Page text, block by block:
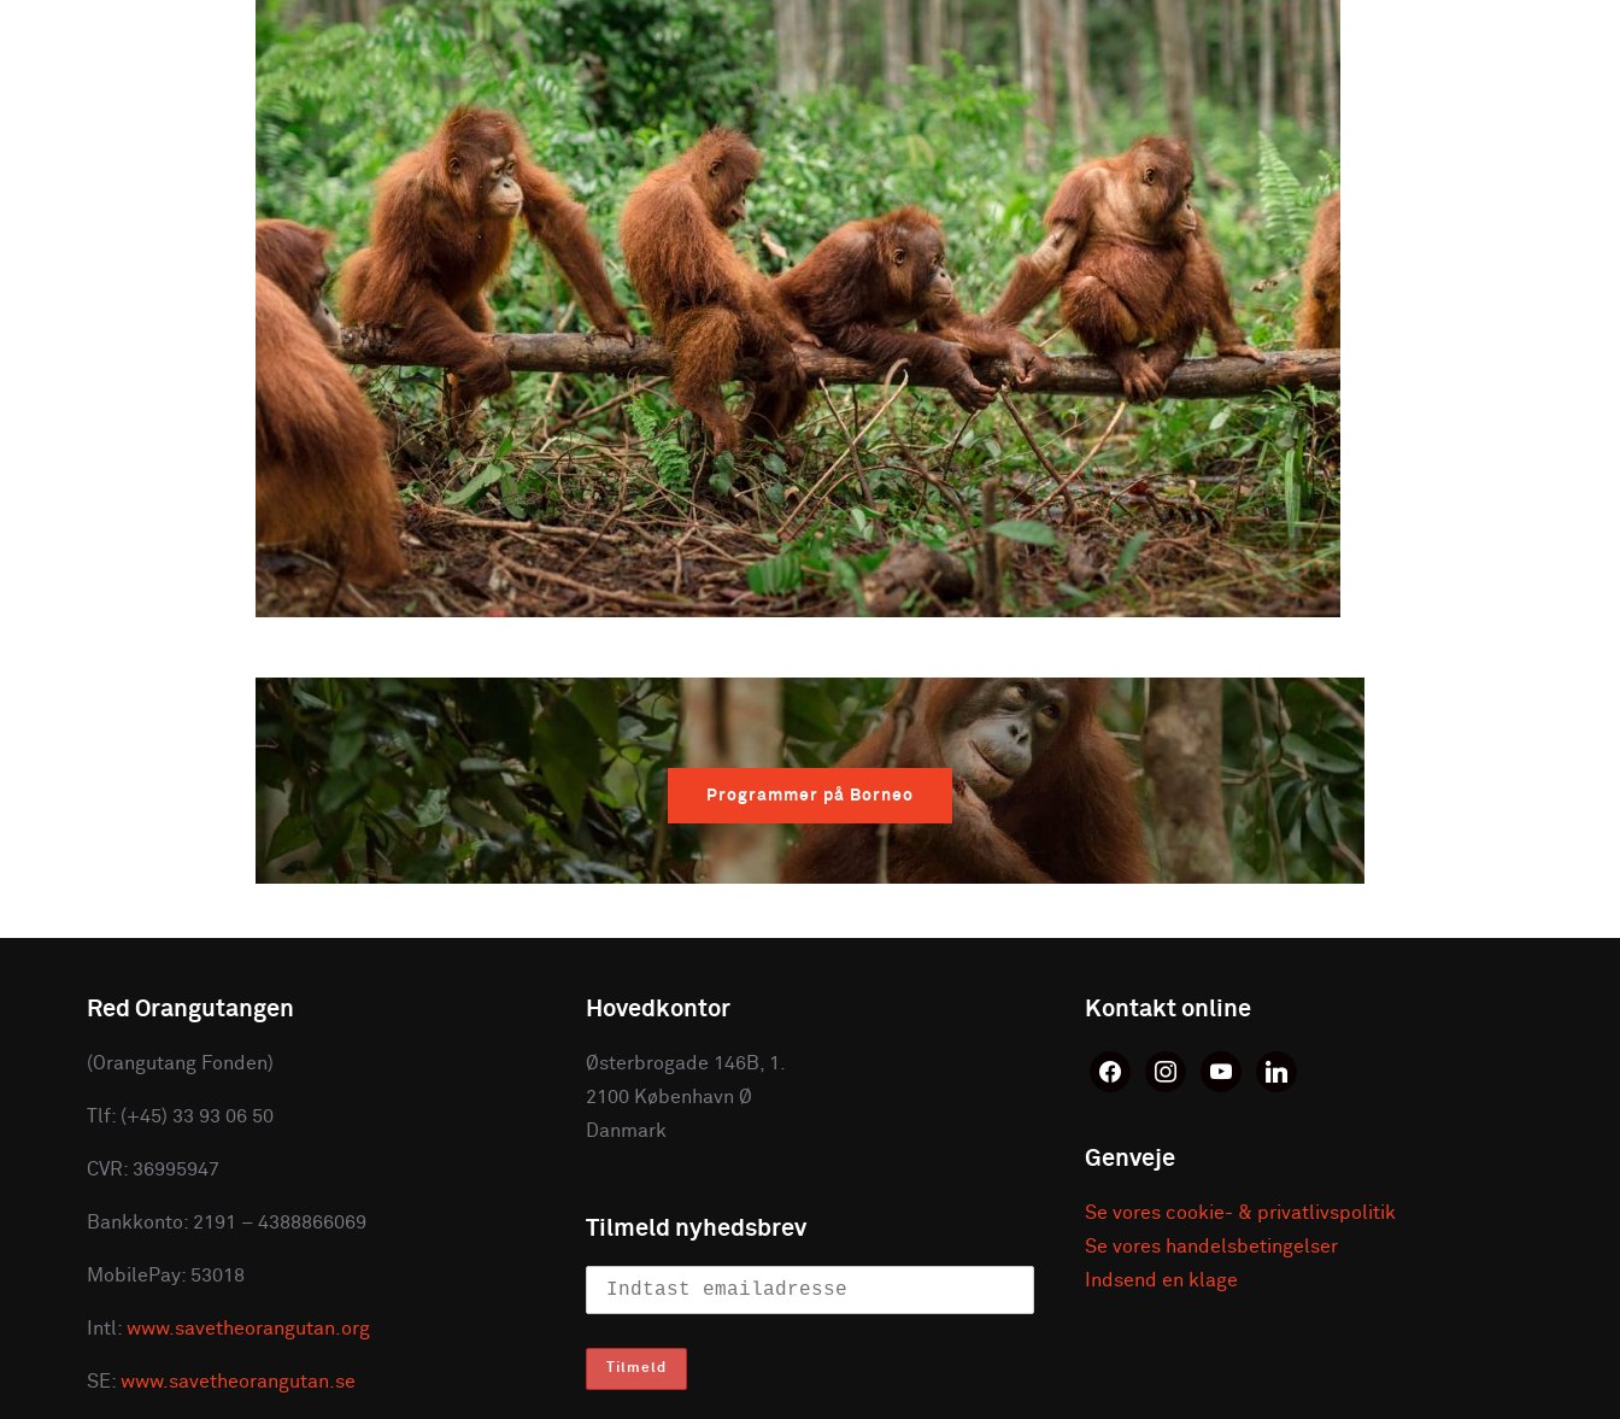
Programmer på Borneo
Red Orangutangen
(Orangutang Fonden)
Tlf: (+45) 33 93 06 50
CVR: 36995947
Bankkonto: 2191 – 4388866069
MobilePay: 53018
Intl: www.savetheorangutan.org
SE: www.savetheorangutan.se
Hovedkontor
Østerbrogade 146B, 1.
2100 København Ø
Danmark
Tilmeld nyhedsbrev
Kontakt online
facebookinstagramyoutubelinkedin
Genveje
Se vores cookie- & privatlivspolitik
Se vores handelsbetingelser
Indsend en klage